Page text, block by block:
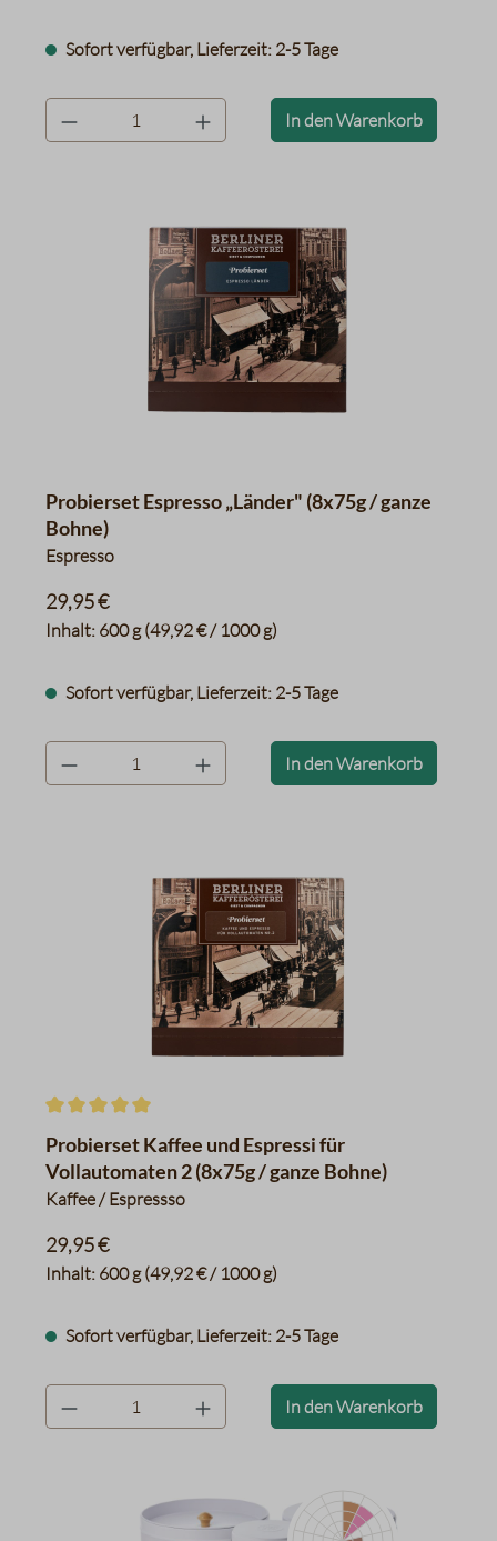
Sofort verfügbar, Lieferzeit: 2-5 Tage
product.quantityLabel In den Warenkorb
Probierset Espresso „Länder" (8x75g / ganze
Bohne)
Espresso
Inhalt: 600 g(49,92 € / 1000 g)
29,95 €
Sofort verfügbar, Lieferzeit: 2-5 Tage
product.quantityLabel In den Warenkorb
Durchschnittliche Bewertung von 5 von 5 Sternen
Probierset Kaffee und Espressi für
Vollautomaten 2 (8x75g / ganze Bohne)
Kaffee / Espressso
Inhalt: 600 g(49,92 € / 1000 g)
29,95 €
Sofort verfügbar, Lieferzeit: 2-5 Tage
product.quantityLabel In den Warenkorb